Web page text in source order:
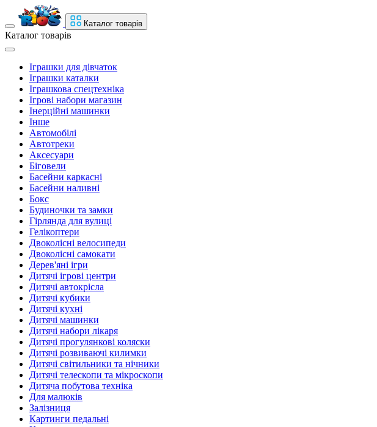
Каталог товарів
Каталог товарів
Іграшки для дівчаток
Іграшки каталки
Іграшкова спецтехніка
Ігрові набори магазин
Інерційні машинки
Інше
Автомобілі
Автотреки
Аксесуари
Біговели
Басейни каркасні
Басейни наливні
Бокс
Будиночки та замки
Гірлянда для вулиці
Гелікоптери
Двоколісні велосипеди
Двоколісні самокати
Дерев'яні ігри
Дитячі ігрові центри
Дитячі автокрісла
Дитячі кубики
Дитячі кухні
Дитячі машинки
Дитячі набори лікаря
Дитячі прогулянкові коляски
Дитячі розвиваючі килимки
Дитячі світильники та нічники
Дитячі телескопи та мікроскопи
Дитяча побутова техніка
Для малюків
Залізниця
Картинги педальні